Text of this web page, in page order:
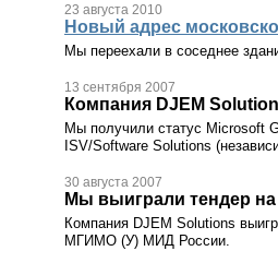
23 августа 2010
Новый адрес
Мы переехали в соседнее
13 сентября 2007
Компания DJEM
Мы получили статус Microsoft
ISV/Software Solutions
30 августа 2007
Мы выиграли тендер на
Компания DJEM Solutions
МГИМО (У) МИД России.